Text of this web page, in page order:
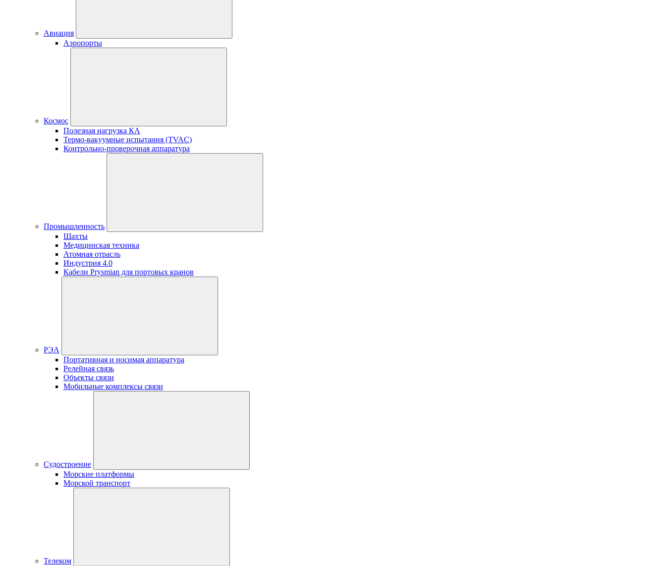
Авиация
Аэропорты
Космос
Полезная нагрузка КА
Термо-вакуумные испытания (TVAC)
Контрольно-проверочная аппаратура
Промышленность
Шахты
Медицинская техника
Атомная отрасль
Индустрия 4.0
Кабели Prysmian для портовых кранов
РЭА
Портативная и носимая аппаратура
Релейная связь
Объекты связи
Мобильные комплексы связи
Судостроение
Морские платформы
Морской транспорт
Телеком